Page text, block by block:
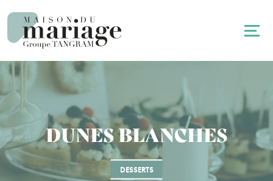
DUNES BLANCHES
DESSERTS